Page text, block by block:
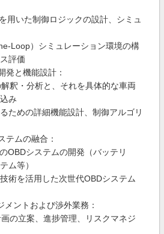
用いた制御ロジックの設計、シミュ
Loop）シミュレーション環境の構
評価
発と機能設計：
釈・分析と、それを具体的な車両
み
ための詳細機能設計、制御アルゴリ
テムの融合：
OBDシステムの開発（バッテリ
ム等）
術を活用した次世代OBDシステム
ントおよび渉外業務：
の立案、進捗管理、リスクマネジ